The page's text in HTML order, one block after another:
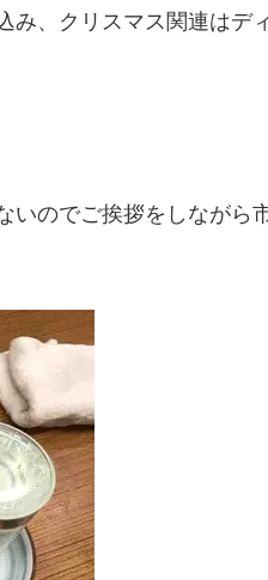
、クリスマス関連はデ
のでご挨拶をしながら